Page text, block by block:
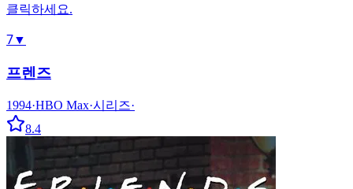
클릭하세요.
7▼
프렌즈
1994·HBO Max·시리즈·
8.4